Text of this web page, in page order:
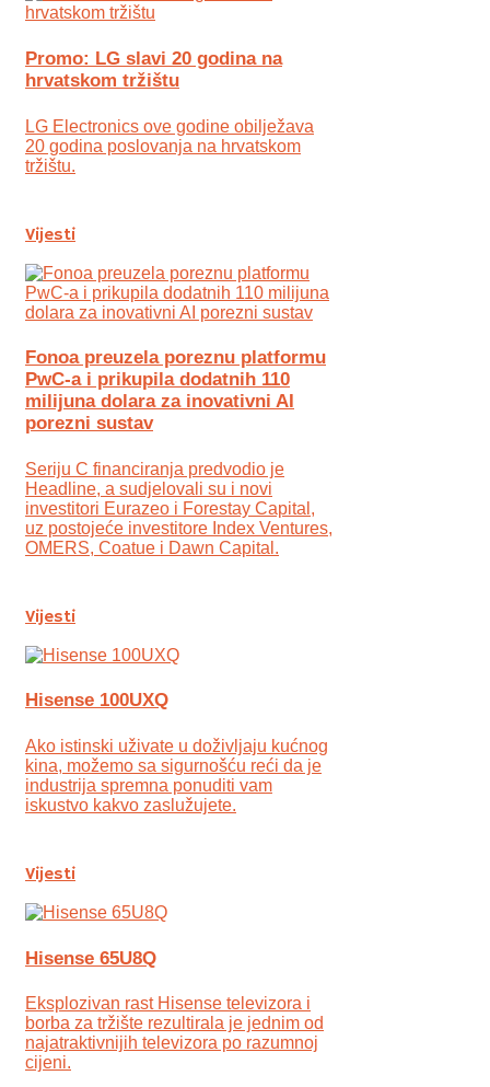
Promo: LG slavi 20 godina na
hrvatskom tržištu
LG Electronics ove godine obilježava
20 godina poslovanja na hrvatskom
tržištu.
Vijesti
Fonoa preuzela poreznu platformu
PwC-a i prikupila dodatnih 110
milijuna dolara za inovativni AI
porezni sustav
Seriju C financiranja predvodio je
Headline, a sudjelovali su i novi
investitori Eurazeo i Forestay Capital,
uz postojeće investitore Index Ventures,
OMERS, Coatue i Dawn Capital.
Vijesti
Hisense 100UXQ
Ako istinski uživate u doživljaju kućnog
kina, možemo sa sigurnošću reći da je
industrija spremna ponuditi vam
iskustvo kakvo zaslužujete.
Vijesti
Hisense 65U8Q
Eksplozivan rast Hisense televizora i
borba za tržište rezultirala je jednim od
najatraktivnijih televizora po razumnoj
cijeni.